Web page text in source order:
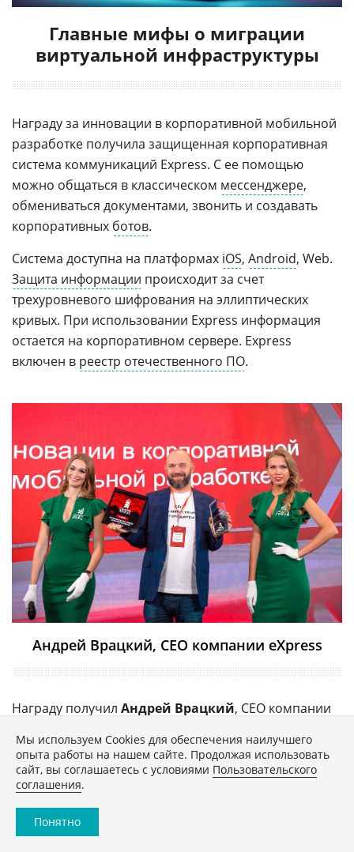
Главные мифы о миграции
виртуальной инфраструктуры
Награду за инновации в корпоративной мобильной
разработке получила защищенная корпоративная
система коммуникаций Express. С ее помощью
можно общаться в классическом мессенджере,
обмениваться документами, звонить и создавать
корпоративных ботов.
Система доступна на платформах iOS, Android, Web.
Защита информации происходит за счет
трехуровневого шифрования на эллиптических
кривых. При использовании Express информация
остается на корпоративном сервере. Express
включен в реестр отечественного ПО.
Андрей Врацкий, CEO компании eXpress
Награду получил Андрей Врацкий, CEO компании
Технологическое решение года в
области ESG
Победителем в номинации «Технологическое
Мы используем Сookies для обеспечения наилучшего
опыта работы на нашем сайте. Продолжая использовать
сайт, вы соглашаетесь с условиями Пользовательского
соглашения.
Понятно